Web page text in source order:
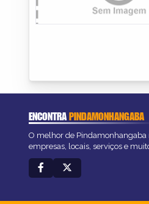
ENCONTRAPINDAMONHANGABA
O melhor de Pindamonhangaba
empresas, locais, serviços e